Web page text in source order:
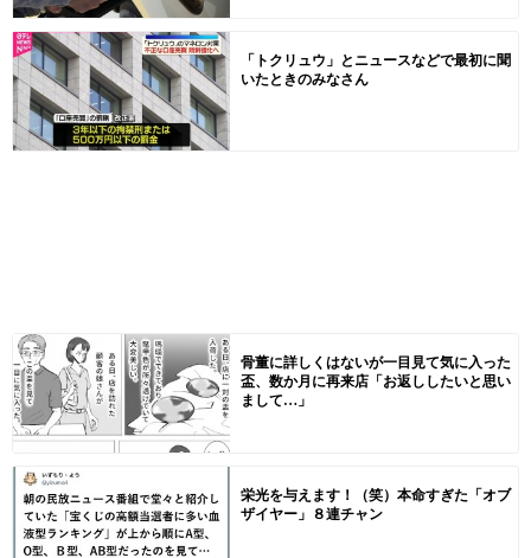
「トクリュウ」とニュースなどで最初に聞
いたときのみなさん
骨董に詳しくはないが一目見て気に入った
盃、数か月に再来店「お返ししたいと思い
まして…」
栄光を与えます！（笑）本命すぎた「オブ
ザイヤー」８連チャン